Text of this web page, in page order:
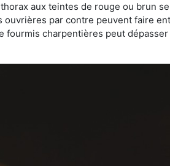
aux teintes de rouge ou brun
ouvrières par contre peuvent faire
fourmis charpentières peut